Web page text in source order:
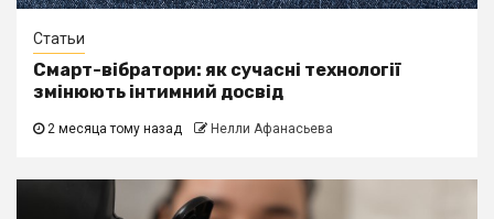
Статьи
Смарт-вібратори: як сучасні технології
змінюють інтимний досвід
2 месяца тому назад Нелли Афанасьева